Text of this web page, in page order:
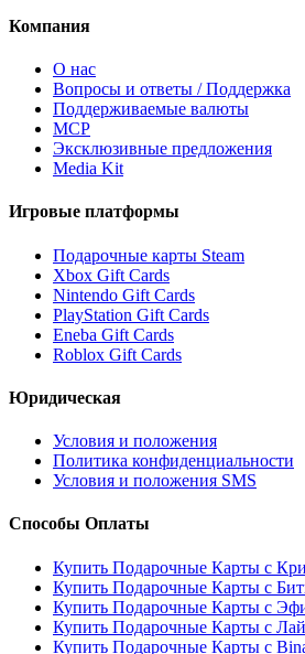
Компания
О нас
Вопросы и ответы / Поддержка
Поддерживаемые валюты
MCP
Эксклюзивные предложения
Media Kit
Игровые платформы
Подарочные карты Steam
Xbox Gift Cards
Nintendo Gift Cards
PlayStation Gift Cards
Eneba Gift Cards
Roblox Gift Cards
Юридическая
Условия и положения
Политика конфиденциальности
Условия и положения SMS
Способы Оплаты
Купить Подарочные Карты с
Купить Подарочные Карты с
Купить Подарочные Карты с
Купить Подарочные Карты с
Купить Подарочные Карты с